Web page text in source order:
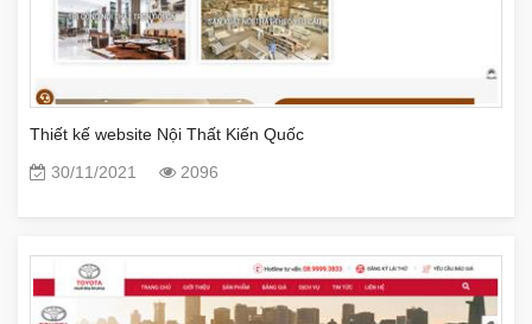
Thiết kế website Nội Thất Kiến Quốc
30/11/2021
2096